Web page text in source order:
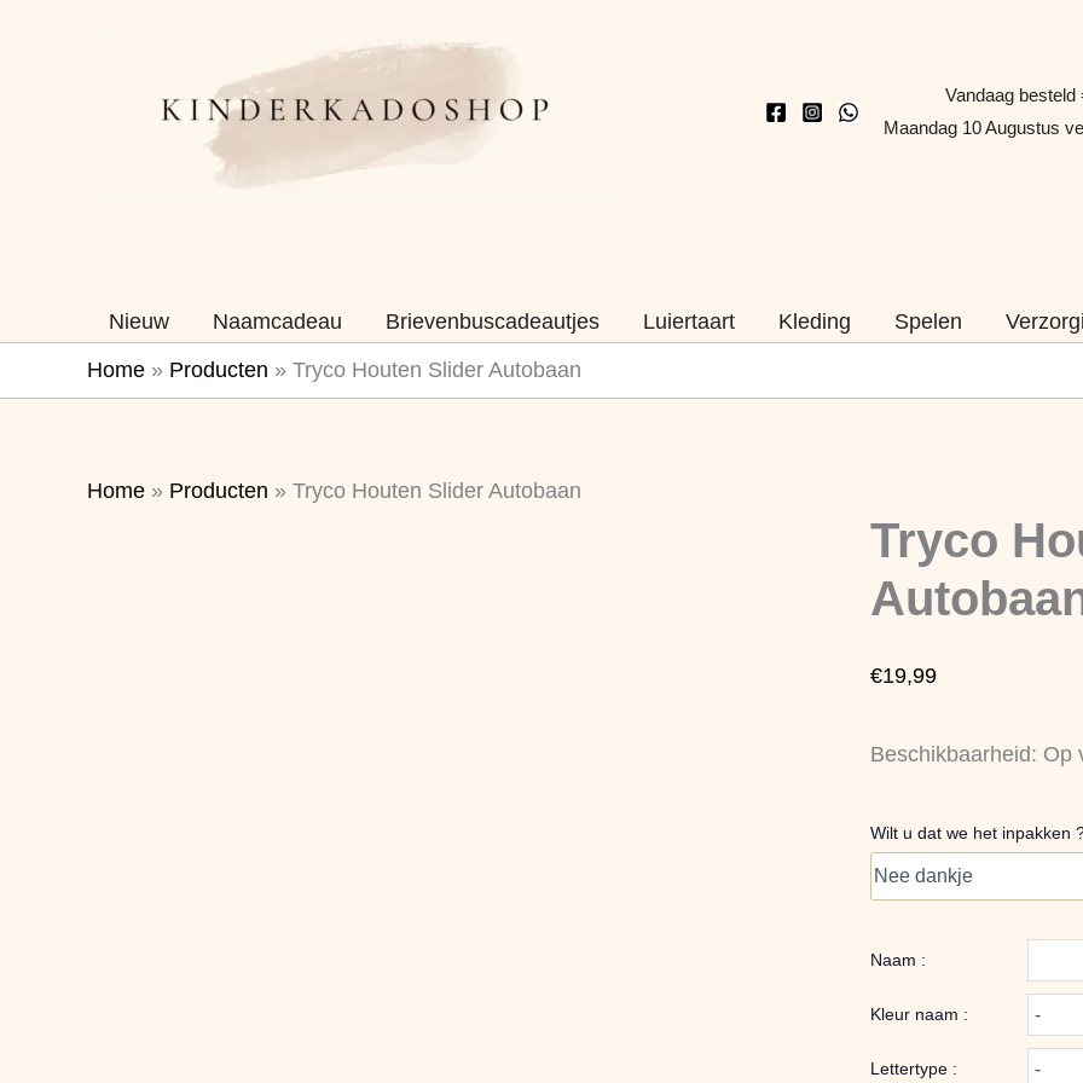
Vandaag besteld
Maandag 10 Augustus
Nieuw Naamcadeau Brievenbuscadeautjes Luiertaart Kleding Spelen
Home » Producten » Tryco Houten Slider Autobaan
Home » Producten » Tryco Houten Slider Autobaan
Tryco
€19,99
Beschikbaarheid: Op
Wilt u dat we het inpakken
Naam :
Kleur naam :
Lettertype :
Slider
Autobaan
aantal